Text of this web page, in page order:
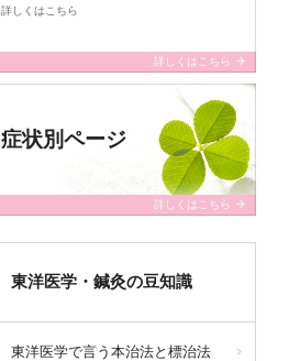
詳しくはこちら
詳しくはこちら arrow_forward
症状別ページ
詳しくはこちら arrow_forward
東洋医学・鍼灸の豆知識
東洋医学で言う本治法と標治法